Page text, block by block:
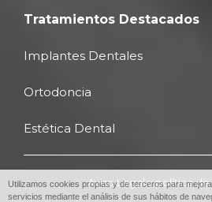
Tratamientos Destacados
Implantes Dentales
Ortodoncia
Estética Dental
Aviso Legal y política
Utilizamos cookies propias y de terceros para
servicios mediante el análisis de sus hábitos de